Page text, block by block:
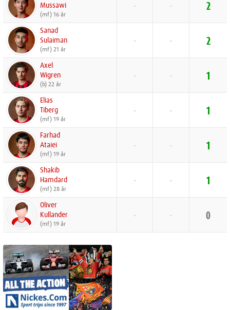
Mussawi
(mf) 16 år
- - 2
Sanad
Sulaiman
(mf) 21 år
- - 2
Axel
Wigren
(b) 22 år
- - 1
Elias
Tiberg
(mf) 19 år
- - 1
Farhad
Ataiei
(mf) 19 år
- - 1
Shakib
Hamdard
(mf) 28 år
- - 1
Oliver
Kullander
(mf) 19 år
- - 0